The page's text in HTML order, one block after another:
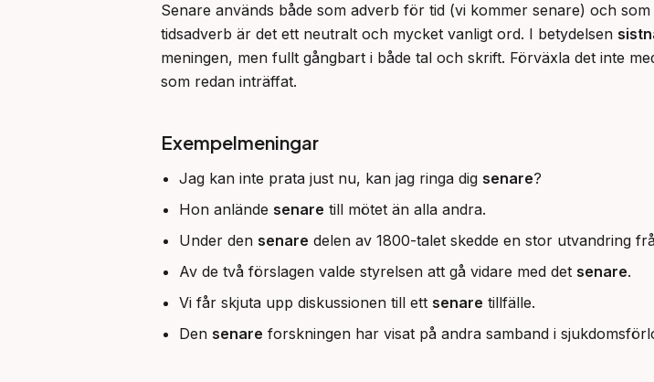
Senare används både som adverb för tid (vi kommer senare) och
tidsadverb är det ett neutralt och mycket vanligt ord. I betydelsen
meningen, men fullt gångbart i både tal och skrift. Förväxla det inte
som redan inträffat.
Exempelmeningar
Jag kan inte prata just nu, kan jag ringa dig senare?
Hon anlände senare till mötet än alla andra.
Under den senare delen av 1800-talet skedde en stor utvandring
Av de två förslagen valde styrelsen att gå vidare med det senare.
Vi får skjuta upp diskussionen till ett senare tillfälle.
Den senare forskningen har visat på andra samband i